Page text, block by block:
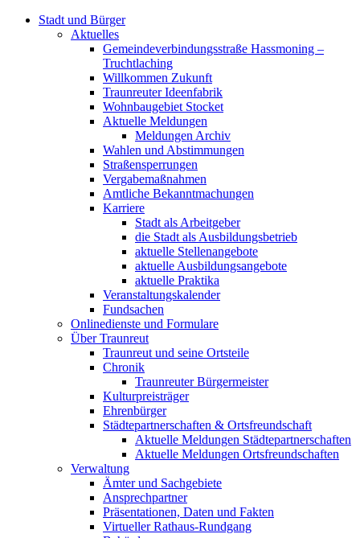
Stadt und Bürger
Aktuelles
Gemeindeverbindungsstraße Hassmoning –
Truchtlaching
Willkommen Zukunft
Traunreuter Ideenfabrik
Wohnbaugebiet Stocket
Aktuelle Meldungen
Meldungen Archiv
Wahlen und Abstimmungen
Straßensperrungen
Vergabemaßnahmen
Amtliche Bekanntmachungen
Karriere
Stadt als Arbeitgeber
die Stadt als Ausbildungsbetrieb
aktuelle Stellenangebote
aktuelle Ausbildungsangebote
aktuelle Praktika
Veranstaltungskalender
Fundsachen
Onlinedienste und Formulare
Über Traunreut
Traunreut und seine Ortsteile
Chronik
Traunreuter Bürgermeister
Kulturpreisträger
Ehrenbürger
Städtepartnerschaften & Ortsfreundschaft
Aktuelle Meldungen Städtepartnerschaften
Aktuelle Meldungen Ortsfreundschaften
Verwaltung
Ämter und Sachgebiete
Ansprechpartner
Präsentationen, Daten und Fakten
Virtueller Rathaus-Rundgang